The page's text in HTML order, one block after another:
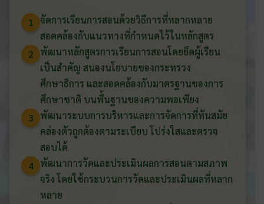
1 จัดการเรียนการสอนด้วยวิธีการที่หลากหลาย
สอดคล้องกับแนวทางที่กำหนดไว้ในหลักสูตร
2
พัฒนาหลักสูตรการเรียนการสอนโดยยึดผู้เรียน
เป็นสำคัญ สนองนโยบายของกระทรวง
ศึกษาธิการ และสอดคล้องกับมาตรฐานของการ
ศึกษาชาติ บนพื้นฐานของความพอเพียง
3
พัฒนาระบบการบริหารและการจัดการที่ทันสมัย
คล่องตัวถูกต้องตามระเบียบ โปร่งใสและตรวจ
สอบได้
4 พัฒนาการวัดและประเมินผลการสอนตามสภาพ
จริง โดยใช้กระบวนการวัดและประเมินผลที่หลาก
หลาย